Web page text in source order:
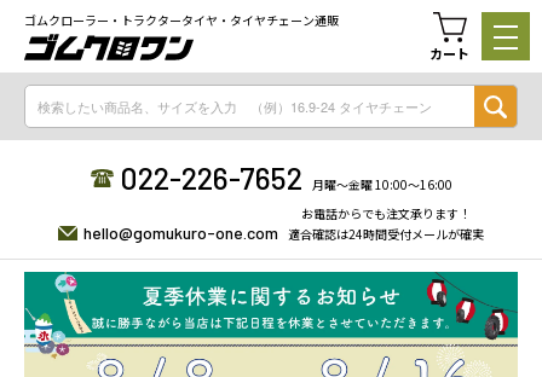
ゴムクローラー・トラクタータイヤ・タイヤチェーン通販
カート
022-226-7652 月曜〜金曜 10:00〜16:00
hello@gomukuro-one.com
お電話からでも注文承ります！
適合確認は24時間受付メールが確実